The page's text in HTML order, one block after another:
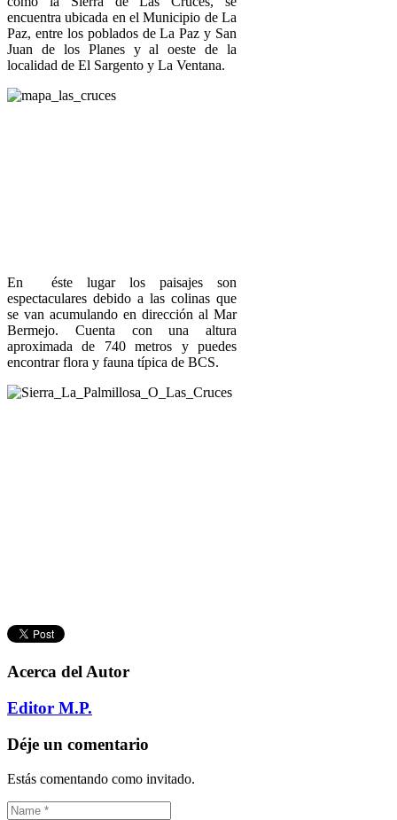
encuentra ubicada en el Municipio de La
Paz, entre los poblados de La Paz y San
Juan de los Planes y al oeste de la
localidad de El Sargento y La Ventana.
En éste lugar los paisajes son
espectaculares debido a las colinas que
se van acumulando en dirección al Mar
Bermejo. Cuenta con una altura
aproximada de 740 metros y puedes
encontrar flora y fauna típica de BCS.
Acerca del Autor
Editor M.P.
Déje un comentario
Estás comentando como invitado.